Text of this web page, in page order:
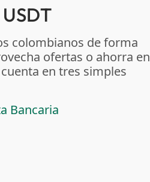
colombianos de forma
ofertas o ahorra en
en tres simples
Bancaria